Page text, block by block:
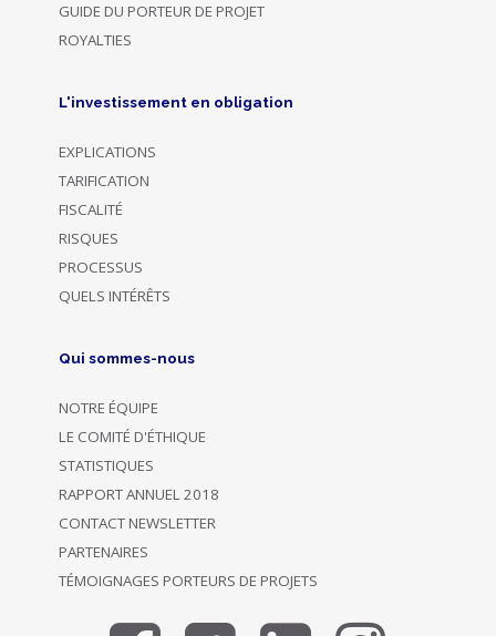
GUIDE DU PORTEUR DE PROJET
ROYALTIES
L'investissement en obligation
EXPLICATIONS
TARIFICATION
FISCALITÉ
RISQUES
PROCESSUS
QUELS INTÉRÊTS
Qui sommes-nous
NOTRE ÉQUIPE
LE COMITÉ D'ÉTHIQUE
STATISTIQUES
RAPPORT ANNUEL 2018
CONTACT NEWSLETTER
PARTENAIRES
TÉMOIGNAGES PORTEURS DE PROJETS